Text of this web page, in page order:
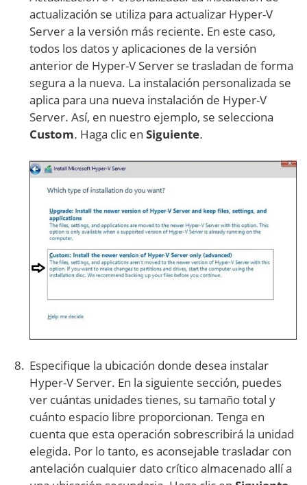
actualización se utiliza para actualizar Hyper-V
Server a la versión más reciente. En este caso,
todos los datos y aplicaciones de la versión
anterior de Hyper-V Server se trasladan de forma
segura a la nueva. La instalación personalizada se
aplica para una nueva instalación de Hyper-V
Server. Así, en nuestro ejemplo, se selecciona
Custom. Haga clic en Siguiente.
Especifique la ubicación donde desea instalar
Hyper-V Server. En la siguiente sección, puedes
ver cuántas unidades tienes, su tamaño total y
cuánto espacio libre proporcionan. Tenga en
cuenta que esta operación sobrescribirá la unidad
elegida. Por lo tanto, es aconsejable trasladar con
antelación cualquier dato crítico almacenado allí a